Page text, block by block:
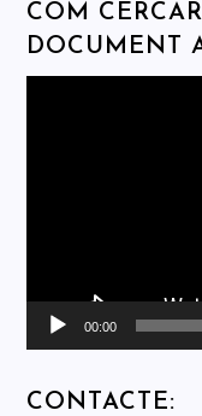
COM
DOCUMENT
00:00
CONTACTE: